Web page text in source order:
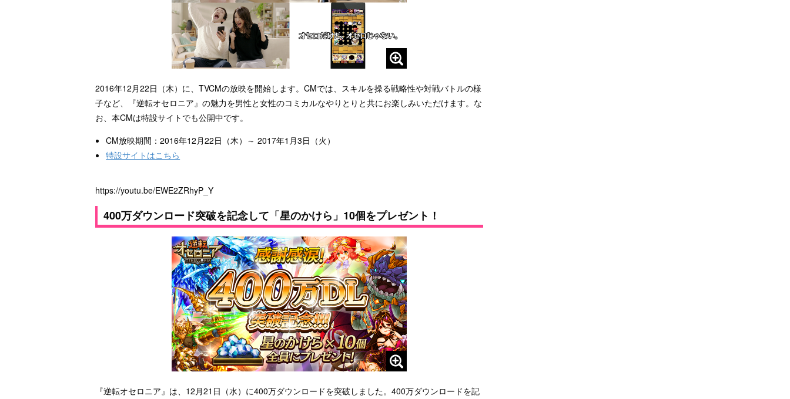
2016年12月22日（木）に、TVCMの放映を開始します。CMでは、スキルを操る戦略性や対戦バトルの様
子など、『逆転オセロニア』の魅力を男性と女性のコミカルなやりとりと共にお楽しみいただけます。な
お、本CMは特設サイトでも公開中です。
CM放映期間：2016年12月22日（木）～ 2017年1月3日（火）
特設サイトはこちら
https://youtu.be/EWE2ZRhyP_Y
400万ダウンロード突破を記念して「星のかけら」10個をプレゼント！
『逆転オセロニア』は、12月21日（水）に400万ダウンロードを突破しました。400万ダウンロードを記